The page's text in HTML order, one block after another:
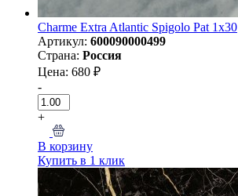
Charme Extra Atlantic Spigolo Pat 1x30
Артикул: 600090000499
Страна: Россия
Цена: 680 ₽
-
+
В корзину
Купить в 1 клик